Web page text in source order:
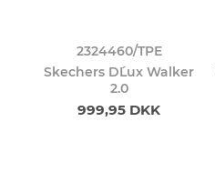
2324460/TPE
Skechers D´Lux Walker
2.0
999,95 DKK